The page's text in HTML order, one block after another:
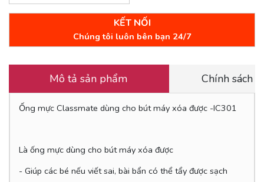
KẾT NỐI
Chúng tôi luôn bên bạn 24/7
Mô tả sản phẩm Chính sách
Ống mực Classmate dùng cho bút máy xóa được -IC301
Là ống mực dùng cho bút máy xóa được
- Giúp các bé nếu viết sai, bài bẩn có thể tẩy được sạch